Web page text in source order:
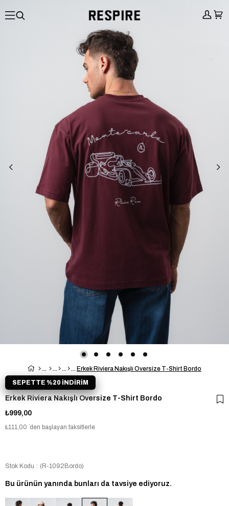
Erkek Riviera Nakışlı Oversize T-Shirt Bordo
Erkek Riviera Nakışlı Oversize T-Shirt Bordo
₺999,00
₺111,00 `den başlayan taksitlerle
SEPETTE %20 İNDİRİM
Stok Kodu (R-1092Bordo)
Bu ürünün yanında bunları da tavsiye ediyoruz.